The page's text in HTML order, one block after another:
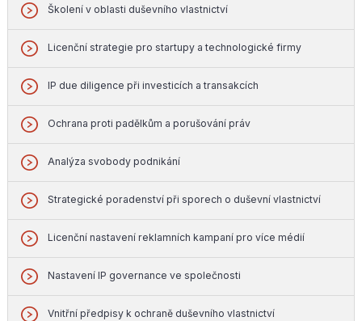
Školení v oblasti duševního vlastnictví
Licenční strategie pro startupy a technologické firmy
IP due diligence při investicích a transakcích
Ochrana proti padělkům a porušování práv
Analýza svobody podnikání
Strategické poradenství při sporech o duševní vlastnictví
Licenční nastavení reklamních kampaní pro více médií
Nastavení IP governance ve společnosti
Vnitřní předpisy k ochraně duševního vlastnictví